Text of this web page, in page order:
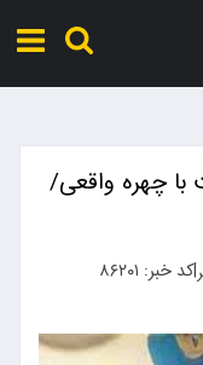
با چهره واقعی/
|کد خبر: ۸۶۲۰۱